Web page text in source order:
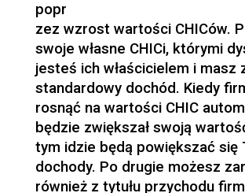
popr
zez wzrost wartości CHICów.
swoje własne CHICi, którymi
jesteś ich właścicielem i masz
standardowy dochód. Kiedy
rosnąć na wartości CHIC
będzie zwiększał swoją
tym idzie będą powiększać się
dochody. Po drugie możesz
również z tytułu przychodu